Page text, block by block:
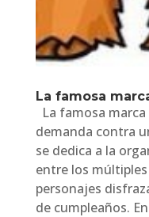
La famosa
La famosa
demanda contra
se dedica a la
entre los
personajes
de cumpleaños.